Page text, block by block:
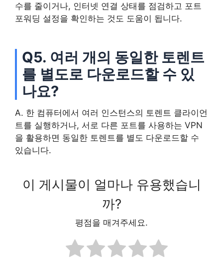
수를 줄이거나, 인터넷 연결 상태를 점검하고 포트
포워딩 설정을 확인하는 것도 도움이 됩니다.
Q5. 여러 개의 동일한 토렌트
를 별도로 다운로드할 수 있
나요?
A. 한 컴퓨터에서 여러 인스턴스의 토렌트 클라이언
트를 실행하거나, 서로 다른 포트를 사용하는 VPN
을 활용하면 동일한 토렌트를 별도 다운로드할 수
있습니다.
이 게시물이 얼마나 유용했습니
까?
평점을 매겨주세요.